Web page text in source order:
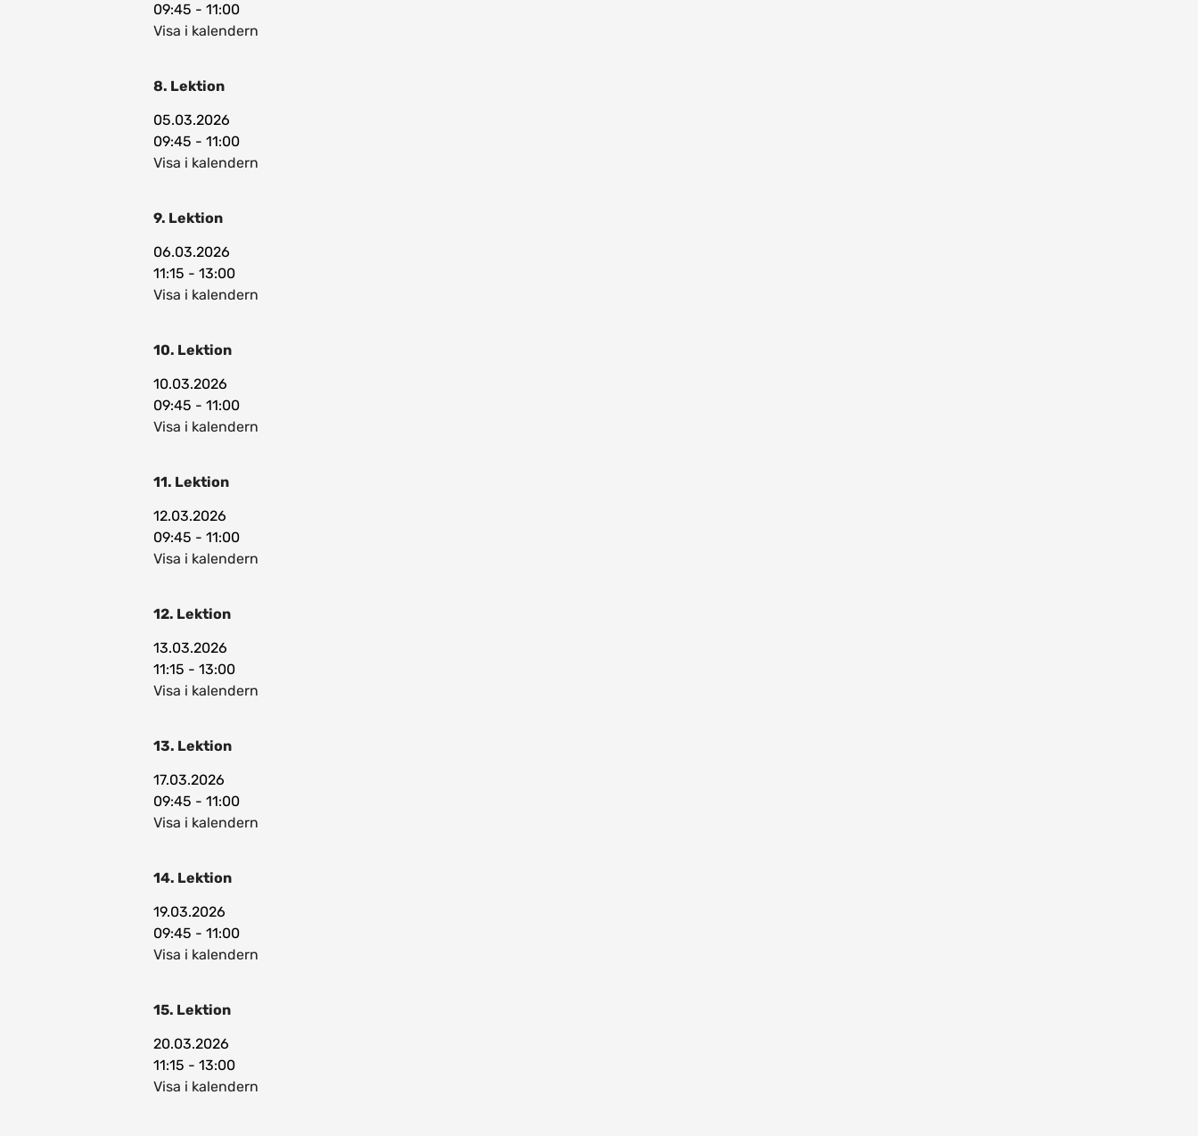
09:45 - 11:00
Visa i kalendern
8. Lektion
05.03.2026
09:45 - 11:00
Visa i kalendern
9. Lektion
06.03.2026
11:15 - 13:00
Visa i kalendern
10. Lektion
10.03.2026
09:45 - 11:00
Visa i kalendern
11. Lektion
12.03.2026
09:45 - 11:00
Visa i kalendern
12. Lektion
13.03.2026
11:15 - 13:00
Visa i kalendern
13. Lektion
17.03.2026
09:45 - 11:00
Visa i kalendern
14. Lektion
19.03.2026
09:45 - 11:00
Visa i kalendern
15. Lektion
20.03.2026
11:15 - 13:00
Visa i kalendern